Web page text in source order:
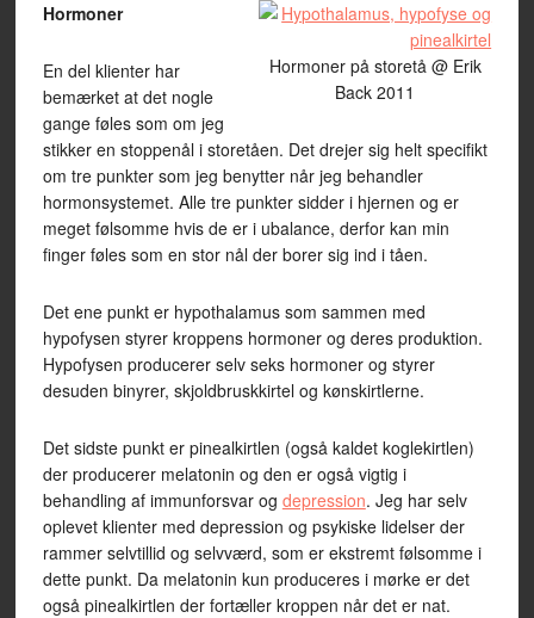
Hormoner på storetå @ Erik
Back 2011
Hormoner
En del klienter har
bemærket at det nogle
gange føles som om jeg
stikker en stoppenål i storetåen. Det drejer sig helt specifikt
om tre punkter som jeg benytter når jeg behandler
hormonsystemet. Alle tre punkter sidder i hjernen og er
meget følsomme hvis de er i ubalance, derfor kan min
finger føles som en stor nål der borer sig ind i tåen.
Det ene punkt er hypothalamus som sammen med
hypofysen styrer kroppens hormoner og deres produktion.
Hypofysen producerer selv seks hormoner og styrer
desuden binyrer, skjoldbruskkirtel og kønskirtlerne.
Det sidste punkt er pinealkirtlen (også kaldet koglekirtlen)
der producerer melatonin og den er også vigtig i
behandling af immunforsvar og depression. Jeg har selv
oplevet klienter med depression og psykiske lidelser der
rammer selvtillid og selvværd, som er ekstremt følsomme i
dette punkt. Da melatonin kun produceres i mørke er det
også pinealkirtlen der fortæller kroppen når det er nat.